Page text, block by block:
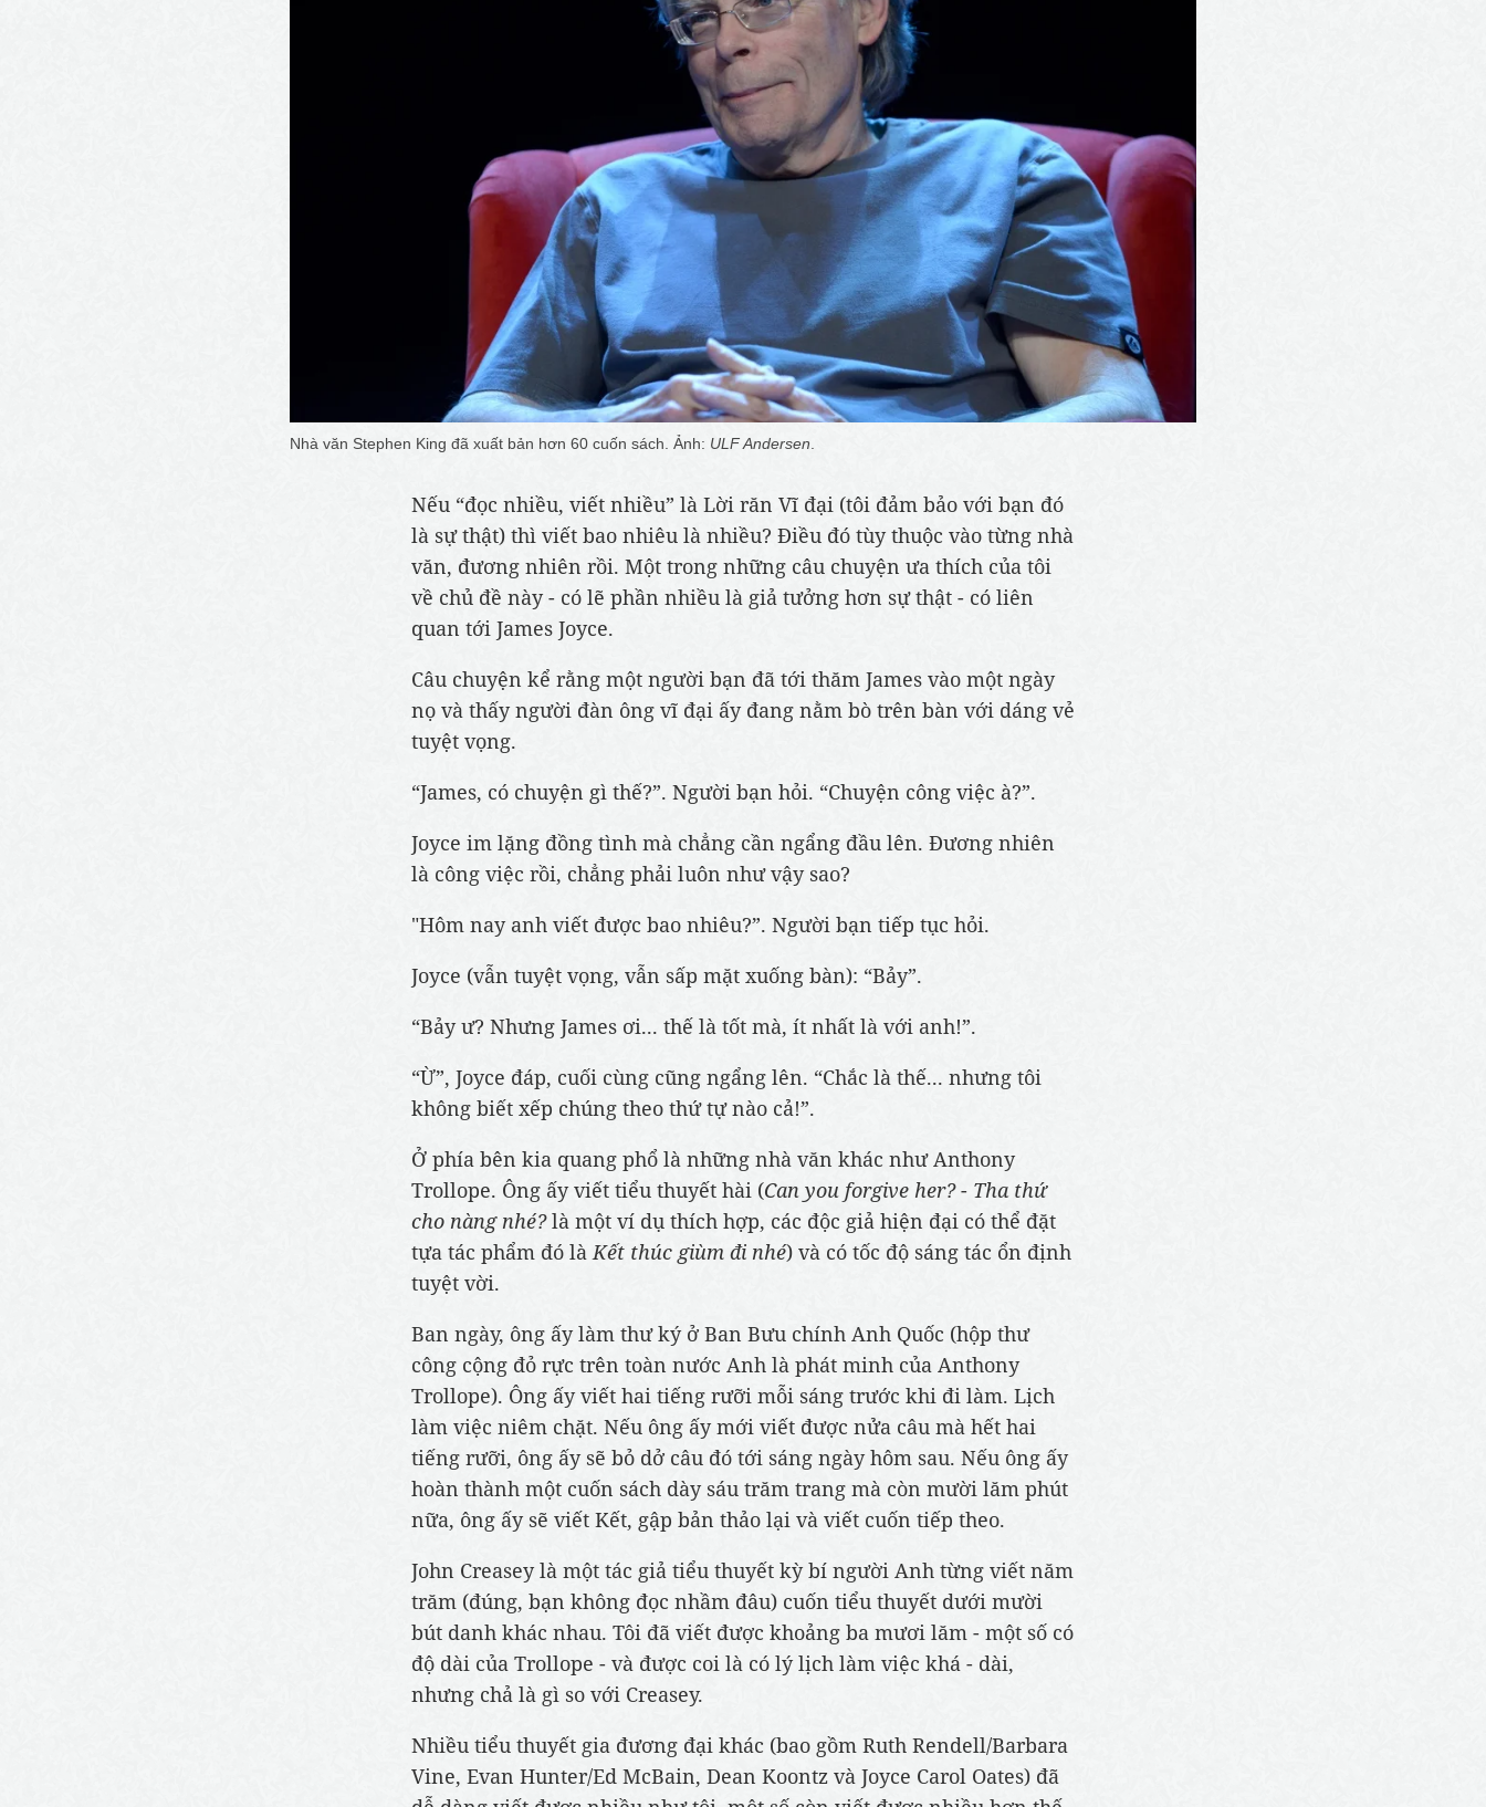
Nhà văn Stephen King đã xuất bản hơn 60 cuốn sách. Ảnh: ULF Andersen
Nếu “đọc nhiều, viết nhiều” là Lời răn Vĩ đại (tôi đảm bảo với bạn đó
là sự thật) thì viết bao nhiêu là nhiều? Điều đó tùy thuộc vào từng nhà
văn, đương nhiên rồi. Một trong những câu chuyện ưa thích của tôi
về chủ đề này - có lẽ phần nhiều là giả tưởng hơn sự thật - có liên
quan tới James Joyce.
Câu chuyện kể rằng một người bạn đã tới thăm James vào một ngày
nọ và thấy người đàn ông vĩ đại ấy đang nằm bò trên bàn với dáng vẻ
tuyệt vọng.
“James, có chuyện gì thế?”. Người bạn hỏi. “Chuyện công việc à?”.
Joyce im lặng đồng tình mà chẳng cần ngẩng đầu lên. Đương nhiên
là công việc rồi, chẳng phải luôn như vậy sao?
"Hôm nay anh viết được bao nhiêu?”. Người bạn tiếp tục hỏi.
Joyce (vẫn tuyệt vọng, vẫn sấp mặt xuống bàn): “Bảy”.
“Bảy ư? Nhưng James ơi... thế là tốt mà, ít nhất là với anh!”.
“Ừ”, Joyce đáp, cuối cùng cũng ngẩng lên. “Chắc là thế... nhưng tôi
không biết xếp chúng theo thứ tự nào cả!”.
Ở phía bên kia quang phổ là những nhà văn khác như Anthony
Trollope. Ông ấy viết tiểu thuyết hài (Can you forgive her?- Tha thứ
cho nàng nhé?là một ví dụ thích hợp, các độc giả hiện đại có thể đặt
tựa tác phẩm đó làKết thúc giùm đi nhé) và có tốc độ sáng tác ổn định
tuyệt vời.
Ban ngày, ông ấy làm thư ký ở Ban Bưu chính Anh Quốc (hộp thư
công cộng đỏ rực trên toàn nước Anh là phát minh của Anthony
Trollope). Ông ấy viết hai tiếng rưỡi mỗi sáng trước khi đi làm. Lịch
làm việc niêm chặt. Nếu ông ấy mới viết được nửa câu mà hết hai
tiếng rưỡi, ông ấy sẽ bỏ dở câu đó tới sáng ngày hôm sau. Nếu ông ấy
hoàn thành một cuốn sách dày sáu trăm trang mà còn mười lăm phút
nữa, ông ấy sẽ viết Kết, gập bản thảo lại và viết cuốn tiếp theo.
John Creasey là một tác giả tiểu thuyết kỳ bí người Anh từng viết năm
trăm (đúng, bạn không đọc nhầm đâu) cuốn tiểu thuyết dưới mười
bút danh khác nhau. Tôi đã viết được khoảng ba mươi lăm - một số có
độ dài của Trollope - và được coi là có lý lịch làm việc khá - dài,
nhưng chả là gì so với Creasey.
Nhiều tiểu thuyết gia đương đại khác (bao gồm Ruth Rendell/Barbara
Vine, Evan Hunter/Ed McBain, Dean Koontz và Joyce Carol Oates) đã